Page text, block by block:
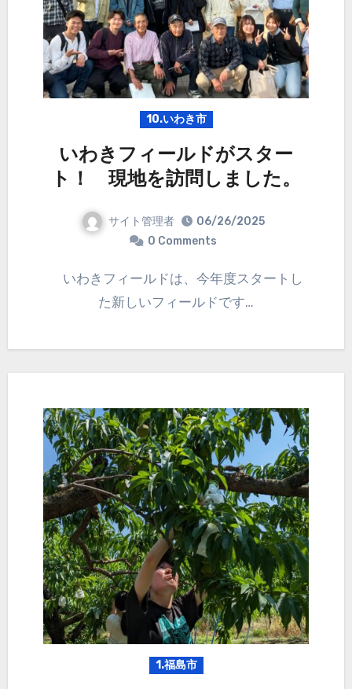
10.いわき市
いわきフィールドがスター
ト！ 現地を訪問しました。
サイト管理者
06/26/2025
0 Comments
いわきフィールドは、今年度スタートし
た新しいフィールドです…
1.福島市